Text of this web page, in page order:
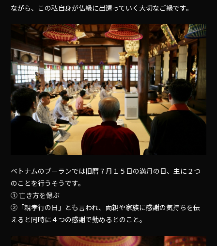
ながら、この私自身が仏縁に出遭っていく大切なご縁です。
ベトナムのブーランでは旧暦７月１５日の満月の日、主に２つ
のことを行うそうです。
① 亡き方を偲ぶ
②「親孝行の日」とも言われ、両親や家族に感謝の気持ちを伝
えると同時に４つの感謝で勤めるとのこと。